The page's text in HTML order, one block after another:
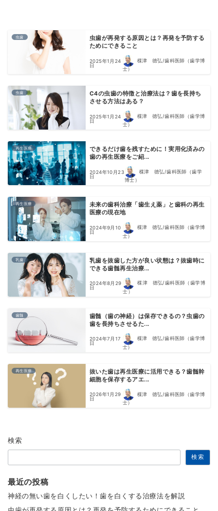
虫歯
虫歯が再発する原因とは？再発を予防する
ためにできること
2025年1月24
日
楳津 徳弘/歯科医師（歯学博
士）
虫歯
C4の虫歯の特徴と治療法は？歯を長持ち
させる方法はある？
2025年1月24
日
楳津 徳弘/歯科医師（歯学博
士）
再生医療
できるだけ歯を残すために！実用化済みの
歯の再生医療をご紹...
2024年10月23
日
楳津 徳弘/歯科医師（歯学
博士）
再生医療
未来の歯科治療「歯生え薬」と歯科の再生
医療の現在地
2024年9月10
日
楳津 徳弘/歯科医師（歯学博
士）
乳歯
乳歯を抜歯した方が良い状態は？抜歯時に
できる歯髄再生治療...
2024年8月29
日
楳津 徳弘/歯科医師（歯学博
士）
歯髄
歯髄（歯の神経）は保存できるの？虫歯の
歯を長持ちさせるた...
2024年7月17
日
楳津 徳弘/歯科医師（歯学博
士）
再生医療
抜いた歯は再生医療に活用できる？歯髄幹
細胞を保存するアエ...
2026年1月29
日
楳津 徳弘/歯科医師（歯学博
士）
検索
検索
最近の投稿
神経の無い歯を白くしたい！歯を白くする治療法を解説